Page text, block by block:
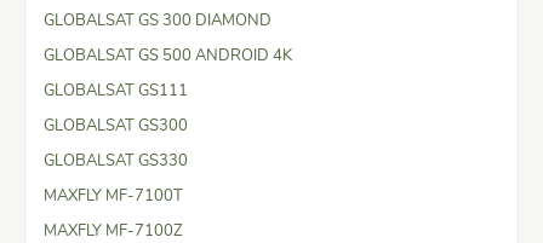
GLOBALSAT GS 300 DIAMOND
GLOBALSAT GS 500 ANDROID 4K
GLOBALSAT GS111
GLOBALSAT GS300
GLOBALSAT GS330
MAXFLY MF-7100T
MAXFLY MF-7100Z